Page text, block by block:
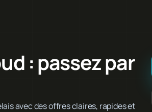
: passez par
avec des offres claires, rapides et